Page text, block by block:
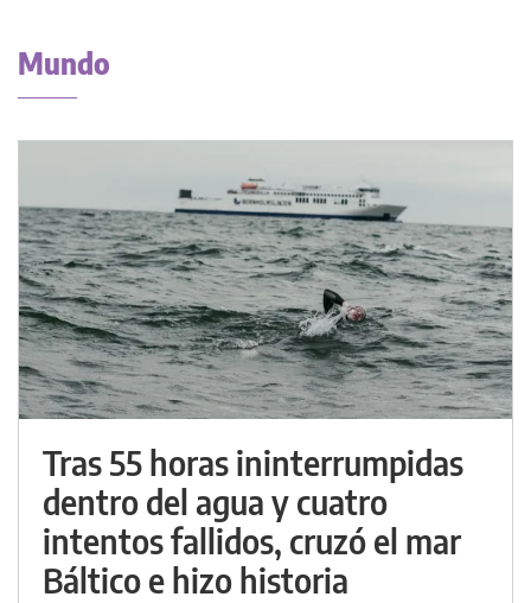
Mundo
Tras 55 horas ininterrumpidas
dentro del agua y cuatro
intentos fallidos, cruzó el mar
Báltico e hizo historia